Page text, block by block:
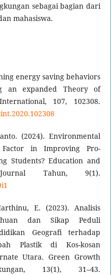
sebagai bagian dari
mahasiswa.
energy saving behaviors
an expanded Theory of
107, 102308.
(2024). Environmental
in Improving Pro-
Students? Education and
Tahun, 9(1).
E. (2023). Analisis
dan Sikap Peduli
Geografi terhadap
Plastik di Kos-kosan
Utara. Green Growth
13(1), 31–43.